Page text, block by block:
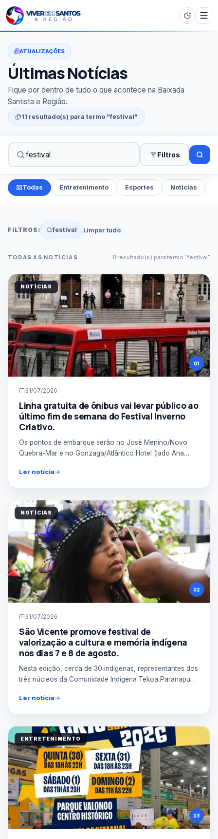
ATUALIZAÇÕES
Últimas Notícias
Fique por dentro de tudo o que acontece na Baixada
Santista e Região.
11 resultado(s) para termo "festival"
Filtros
Todas Entretenimento Esportes Notícias
BUSCA POR TERMO
CATEGORIA
Todas as categorias
DATA FINAL
ORDENAÇÃO
Mais recentes
FILTROS: festival Limpar tudo
TODAS AS NOTÍCIAS 11 resultado(s) para termo "festival"
NOTÍCIAS
01
31/07/2026
Linha gratuita de ônibus vai levar público ao
último fim de semana do Festival Inverno
Criativo.
Os pontos de embarque serão no José Menino/Novo
Quebra-Mar e no Gonzaga/Atlântico Hotel (lado Ana
Ler notícia
NOTÍCIAS
02
31/07/2026
São Vicente promove festival de
valorização a cultura e memória indígena
nos dias 7 e 8 de agosto.
Nesta edição, cerca de 30 indígenas, representantes dos
três núcleos da Comunidade Indígena Tekoa Paranapuã,
Ler notícia
ENTRETENIMENTO
03